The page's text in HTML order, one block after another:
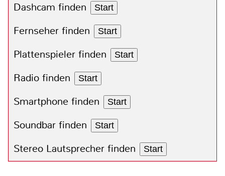
Dashcam finden Start
Fernseher finden Start
Plattenspieler finden Start
Radio finden Start
Smartphone finden Start
Soundbar finden Start
Stereo Lautsprecher finden Start